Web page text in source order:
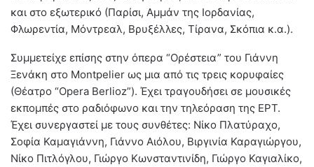
και στο εξωτερικό (Παρίσι, Αμμάν της Ιορδανίας,
Φλωρεντία, Μόντρεαλ, Βρυξέλλες, Τίρανα, Σκόπια κ.α.).
Συμμετείχε επίσης στην όπερα “Ορέστεια” του Γιάννη
Ξενάκη στο Montpelier ως μια από τις τρεις κορυφαίες
(Θέατρο “Opera Berlioz”). Έχει τραγουδήσει σε μουσικές
εκπομπές στο ραδιόφωνο και την τηλεόραση της ΕΡΤ.
Έχει συνεργαστεί με τους συνθέτες: Νίκο Πλατύραχο,
Σοφία Καμαγιάννη, Γιάννο Αιόλου, Βιργινία Καραγιώργου,
Νίκο Πιτλόγλου, Γιώργο Κωνσταντινίδη, Γιώργο Καγιαλίκο,